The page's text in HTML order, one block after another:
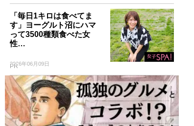
「毎日1キロは食べてま
す」ヨーグルト沼にハマ
って3500種類食べた女
性…
2026年06月09日
PR